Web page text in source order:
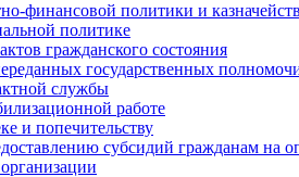
финансовой политики и
политике
гражданского состояния
государственных
службы
работе
и попечительству
субсидий гражданам на